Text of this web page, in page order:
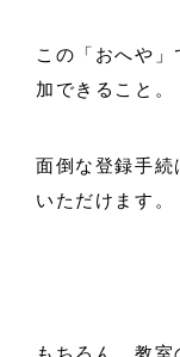
この「おへや
加できること。
面倒な登録手続
いただけます。
もちろん、教